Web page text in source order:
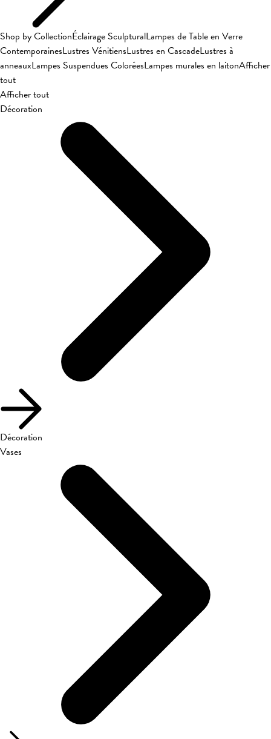
Shop by CollectionÉclairage SculpturalLampes de Table en Verre
ContemporainesLustres VénitiensLustres en CascadeLustres à
anneauxLampes Suspendues ColoréesLampes murales en laitonAfficher
tout
Afficher tout
Décoration
Décoration
Vases